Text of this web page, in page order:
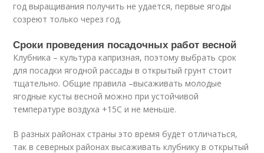
год выращивания получить не удается, первые ягоды
созреют только через год.
Сроки проведения посадочных работ весной
Клубника – культура капризная, поэтому выбрать срок
для посадки ягодной рассады в открытый грунт стоит
тщательно. Общие правила –высаживать молодые
ягодные кусты весной можно при устойчивой
температуре воздуха +15С и не меньше.
В разных районах страны это время будет отличаться,
так в северных районах высаживать клубнику в открытый